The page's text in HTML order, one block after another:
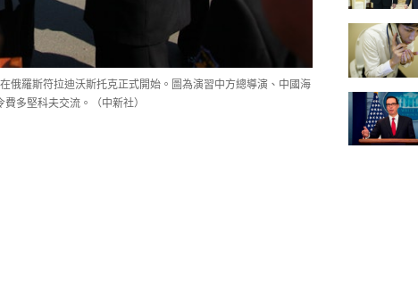
俄羅斯符拉迪沃斯托克正式開始。圖為演習中方總導演、中國海
多堅科夫交流。（中新社）